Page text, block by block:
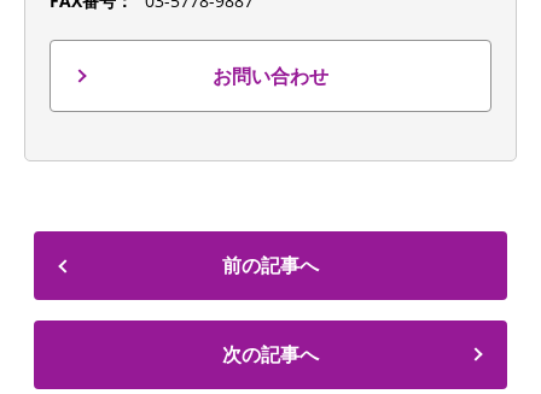
お問い合わせ
前の記事へ
次の記事へ